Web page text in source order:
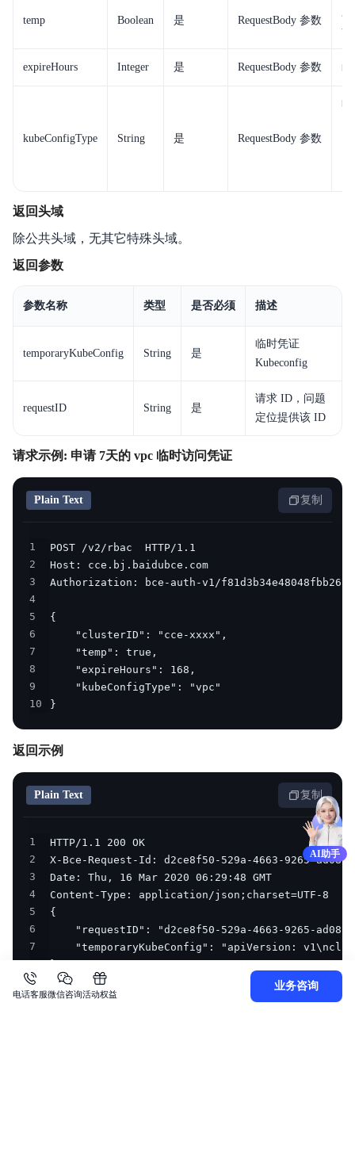
temp Boolean 是 RequestBody 参数
凭
expireHours Integer 是 RequestBody 参数 临
kubeConfigType String 是 RequestBody 参数
临
返回头域
除公共头域，无其它特殊头域。
返回参数
参数名称 类型 是否必须 描述
temporaryKubeConfig String 是
临时凭证
Kubeconfig
requestID String 是
请求 ID，问题
定位提供该 ID
请求示例: 申请 7天的 vpc 临时访问凭证
Plain Text 复制
1
2
3
4
5
6
7
8
9
10
}
返回示例
Plain Text 复制
1
2
3
4
5
6
7
8
}
AI助手
电话客服微信咨询活动权益
业务咨询